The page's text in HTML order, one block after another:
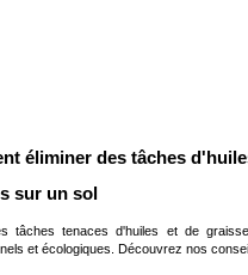
éliminer des tâches
sur un sol
tâches tenaces d'huiles et de
et écologiques. Découvrez nos